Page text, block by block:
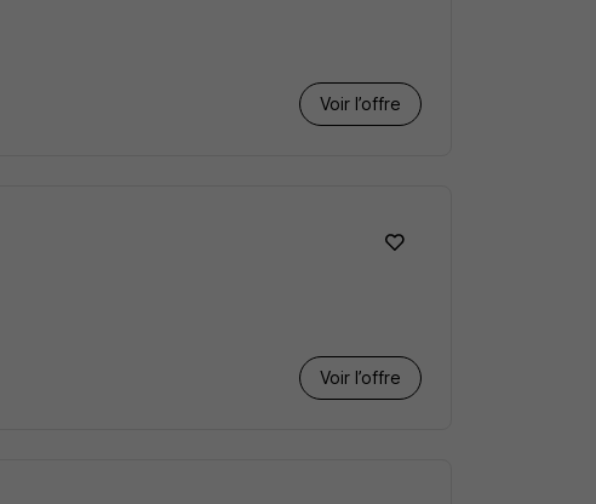
Voir l’offre
Voir l’offre